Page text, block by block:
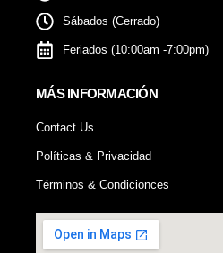
Sábados (Cerrado)
Feriados (10:00am -7:00pm)
MÁS INFORMACIÓN
Contact Us
Políticas & Privacidad
Términos & Condicionces